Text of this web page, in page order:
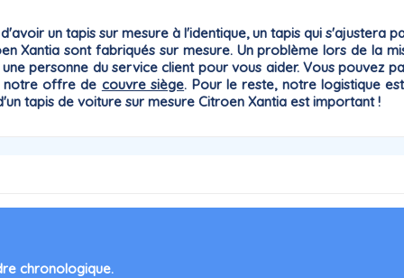
un tapis sur mesure à l'identique, un tapis quis'ajustera
Xantia sont fabriqués sur mesure. Un problème lors de la
personne du service clientpour vous aider. Vous pouvez
notre offre de couvre siège. Pour le reste, notre logistique
tapis de voiture sur mesure Citroen Xantia est important !
chronologique.